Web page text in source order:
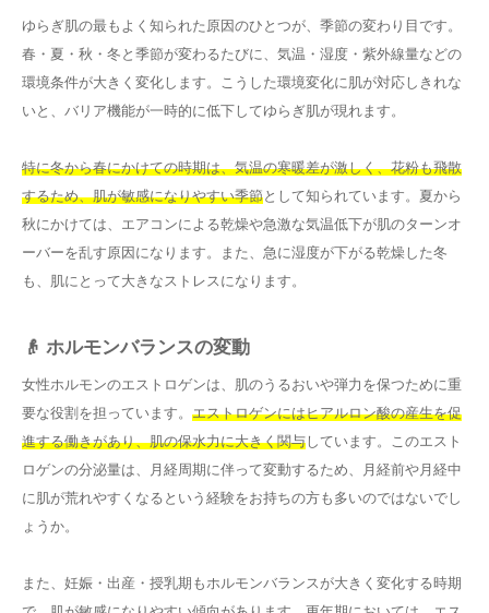
ゆらぎ肌の最もよく知られた原因のひとつが、季節の変わり目です。
春・夏・秋・冬と季節が変わるたびに、気温・湿度・紫外線量などの
環境条件が大きく変化します。こうした環境変化に肌が対応しきれな
いと、バリア機能が一時的に低下してゆらぎ肌が現れます。
特に冬から春にかけての時期は、気温の寒暖差が激しく、花粉も飛散
するため、肌が敏感になりやすい季節として知られています。夏から
秋にかけては、エアコンによる乾燥や急激な気温低下が肌のターンオ
ーバーを乱す原因になります。また、急に湿度が下がる乾燥した冬
も、肌にとって大きなストレスになります。
👴 ホルモンバランスの変動
女性ホルモンのエストロゲンは、肌のうるおいや弾力を保つために重
要な役割を担っています。 エストロゲンにはヒアルロン酸の産生を促
進する働きがあり、肌の保水力に大きく関与しています。このエスト
ロゲンの分泌量は、月経周期に伴って変動するため、月経前や月経中
に肌が荒れやすくなるという経験をお持ちの方も多いのではないでし
ょうか。
また、妊娠・出産・授乳期もホルモンバランスが大きく変化する時期